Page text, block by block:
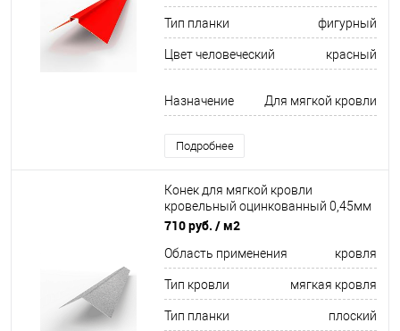
Тип планки фигурный
Цвет человеческий красный
Назначение Для мягкой кровли
Подробнее
Конек для мягкой кровли
кровельный оцинкованный 0,45мм
ширина менее 625 мм
710 руб. / м2
Область применения кровля
Тип кровли мягкая кровля
Тип планки плоский